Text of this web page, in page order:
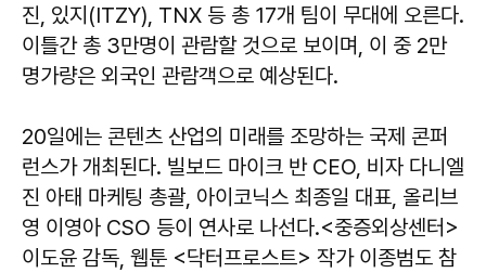
진, 있지(ITZY), TNX 등 총 17개 팀이 무대에 오른다.
이틀간 총 3만명이 관람할 것으로 보이며, 이 중 2만
명가량은 외국인 관람객으로 예상된다.
20일에는 콘텐츠 산업의 미래를 조망하는 국제 콘퍼
런스가 개최된다. 빌보드 마이크 반 CEO, 비자 다니엘
진 아태 마케팅 총괄, 아이코닉스 최종일 대표, 올리브
영 이영아 CSO 등이 연사로 나선다.<중증외상센터>
이도윤 감독, 웹툰 <닥터프로스트> 작가 이종범도 참